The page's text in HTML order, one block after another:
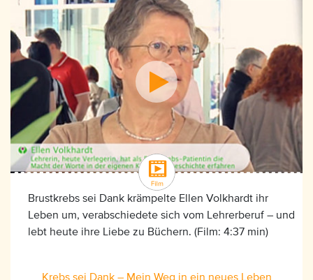
Brustkrebs sei Dank krämpelte Ellen Volkhardt ihr
Leben um, verabschiedete sich vom Lehrerberuf – und
lebt heute ihre Liebe zu Büchern. (Film: 4:37 min)